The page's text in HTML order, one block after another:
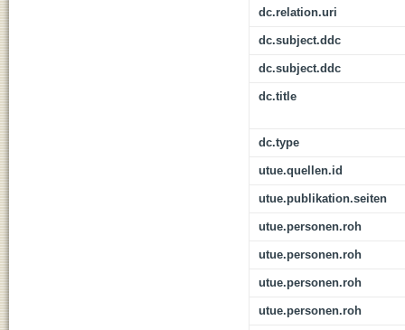
dc.relation.uri
dc.subject.ddc
dc.subject.ddc
dc.title
dc.type
utue.quellen.id
utue.publikation.seiten
utue.personen.roh
utue.personen.roh
utue.personen.roh
utue.personen.roh